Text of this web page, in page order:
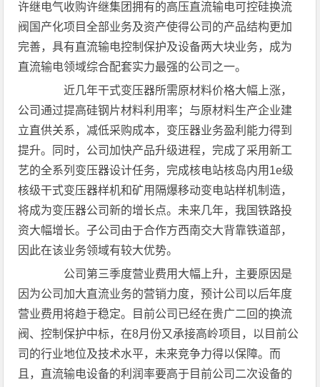
许继电气收购许继集团拥有的高压直流输电可控硅换流
阀国产化项目全部业务及资产使得公司的产品结构更加
完善，具有直流输电控制保护及设备两大块业务，成为
直流输电领域综合配套实力最强的公司之一。
近几年干式变压器所需原材料价格大幅上涨，
公司通过提高硅钢片材料利用率；与原材料生产企业建
立直供关系，减低采购成本，变压器业务盈利能力得到
提升。同时，公司加快产品升级进程，完成了采用新工
艺的全系列变压器设计任务，完成核电站核岛内用1e级
核级干式变压器样机和矿用隔爆移动变电站样机制造，
将成为变压器公司新的增长点。未来几年，我国铁路投
资大幅增长。子公司由于合作方西南交大背靠铁道部，
因此在该业务领域有较大优势。
公司第三季度营业费用大幅上升，主要原因是
因为公司加大直流业务的营销力度，预计公司以后年度
营业费用将趋于稳定。目前公司已经在贵广二回的换流
阀、控制保护中标，在8月份又承接高岭项目，以目前公
司的行业地位及技术水平，未来竞争力得以保障。而
且，直流输电设备的利润率要高于目前公司二次设备的